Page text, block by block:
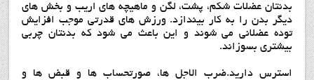
بدنتان عضلات شکم، پشت، لگن و ماهیچه های اریب و بخش های
دیگر بدن را به کار بیندازد. ورزش های قدرتی موجب افزایش
توده عضلانی می شوند و این باعث می شود که بدنتان چربی
بیشتری بسوزاند.
استرس دارید.ضرب الاجل ها، صورتحساب ها و قبض ها و